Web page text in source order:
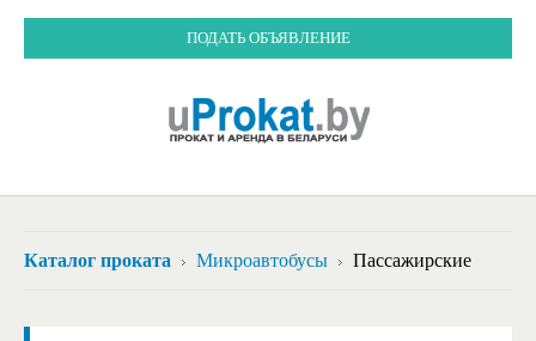
ПОДАТЬ ОБЪЯВЛЕНИЕ
Каталог проката Микроавтобусы Пассажирские